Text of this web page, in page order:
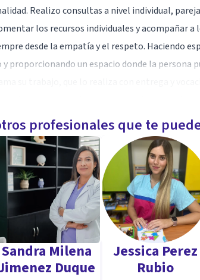
Realizo consultas a nivel individual,
los recursos individuales y acompañar a
desde la empatía y el respeto. Haciendo
proporcionando un espacio donde la persona
profesionales que te
Sandra Milena
Duque
Jessica Perez
Rubio